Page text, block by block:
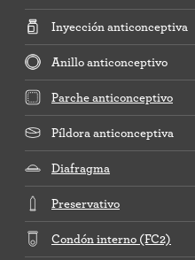
Inyección anticonceptiva
Anillo anticonceptivo
Parche anticonceptivo
Píldora anticonceptiva
Diafragma
Preservativo
Condón interno (FC2)